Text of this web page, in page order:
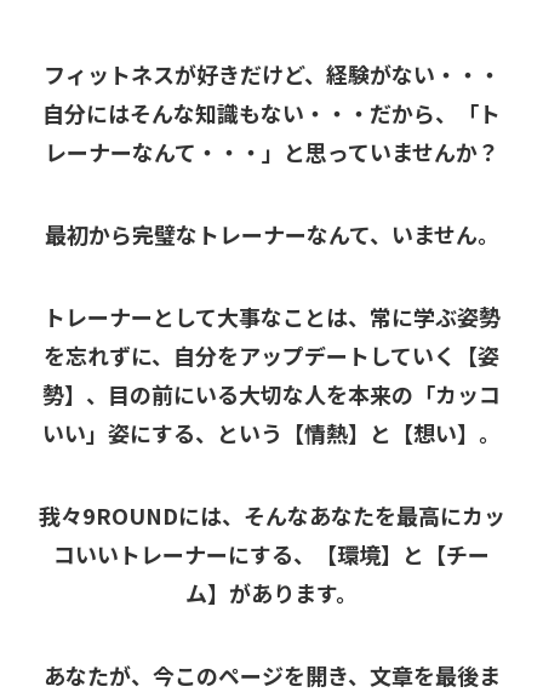
フィットネスが好きだけど、経験がない・・・
自分にはそんな知識もない・・・だから、「ト
レーナーなんて・・・」と思っていませんか？
最初から完璧なトレーナーなんて、いません。
トレーナーとして大事なことは、常に学ぶ姿勢
を忘れずに、自分をアップデートしていく【姿
勢】、目の前にいる大切な人を本来の「カッコ
いい」姿にする、という【情熱】と【想い】。
我々9ROUNDには、そんなあなたを最高にカッ
コいいトレーナーにする、【環境】と【チー
ム】があります。
あなたが、今このページを開き、文章を最後ま